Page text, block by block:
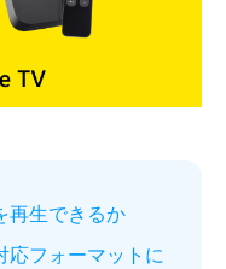
再生できるか
応フォーマットに